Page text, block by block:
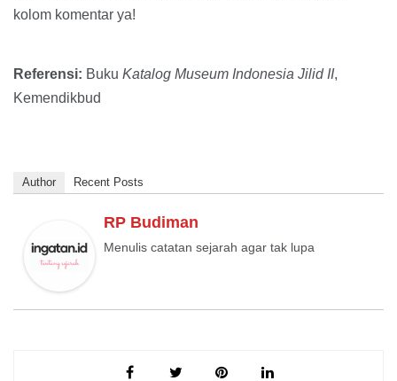
kolom komentar ya!
Referensi: Buku Katalog Museum Indonesia Jilid II,
Kemendikbud
Author Recent Posts
RP Budiman
Menulis catatan sejarah agar tak lupa